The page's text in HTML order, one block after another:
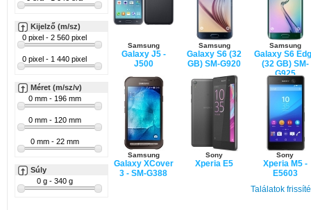
Kijelző (m/sz)
Méret (m/sz/v)
Súly
Samsung
Galaxy J5 -
J500
Samsung
Galaxy S6 (32
GB) SM-G920
Samsung
Galaxy S6
(32 GB) SM-
G925
Samsung
Galaxy XCover
3 - SM-G388
Sony
Xperia E5
Sony
Xperia M5 -
E5603
Találatok